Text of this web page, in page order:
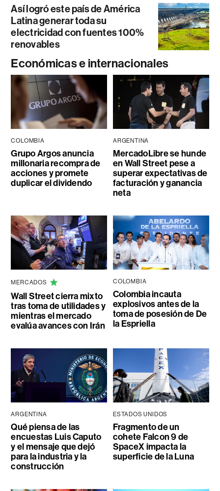
Así logró este país de América
Latina generar toda su
electricidad con fuentes 100%
renovables
Económicas e internacionales
COLOMBIA
Grupo Argos anuncia
millonaria recompra de
acciones y promete
duplicar el dividendo
ARGENTINA
MercadoLibre se hunde
en Wall Street pese a
superar expectativas de
facturación y ganancia
neta
MERCADOS
Wall Street cierra mixto
tras toma de utilidades y
mientras el mercado
evalúa avances con Irán
COLOMBIA
Colombia incauta
explosivos antes de la
toma de posesión de De
la Espriella
ARGENTINA
Qué piensa de las
encuestas Luis Caputo
y el mensaje que dejó
para la industria y la
construcción
ESTADOS UNIDOS
Fragmento de un
cohete Falcon 9 de
SpaceX impacta la
superficie de la Luna